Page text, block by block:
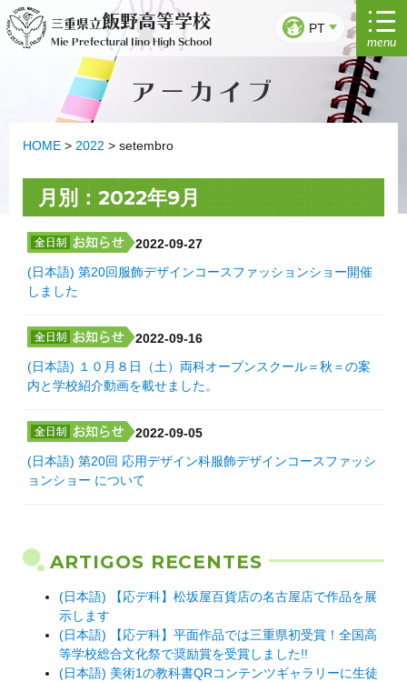
Saltar
para
三重県立飯野高等学校
Mie Prefectural Iino High School
PT
menu
アーカイブ
HOME > 2022 > setembro
月別：2022年9月
2022-09-27
(日本語) 第20回服飾デザインコースファッションショー開催
しました
2022-09-16
(日本語) １０月８日（土）両科オープンスクール＝秋＝の案
内と学校紹介動画を載せました。
2022-09-05
(日本語) 第20回 応用デザイン科服飾デザインコースファッシ
ョンショー について
ARTIGOS RECENTES
(日本語) 【応デ科】松坂屋百貨店の名古屋店で作品を展
示します
(日本語) 【応デ科】平面作品では三重県初受賞！全国高
等学校総合文化祭で奨励賞を受賞しました!!
(日本語) 美術1の教科書QRコンテンツギャラリーに生徒